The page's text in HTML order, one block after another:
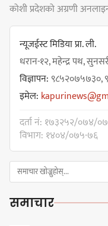
कोशी प्रदेशको अग्रणी
न्यूजईस्ट मिडिया प्रा. ली.
धरान-१२, महेन्द्र पथ,
विज्ञापन:९८५२०७५७३०,
इमेल:
दर्ता नं: १७३२५२/०७४/
विभाग: १४०४/०७५-७६
समाचार